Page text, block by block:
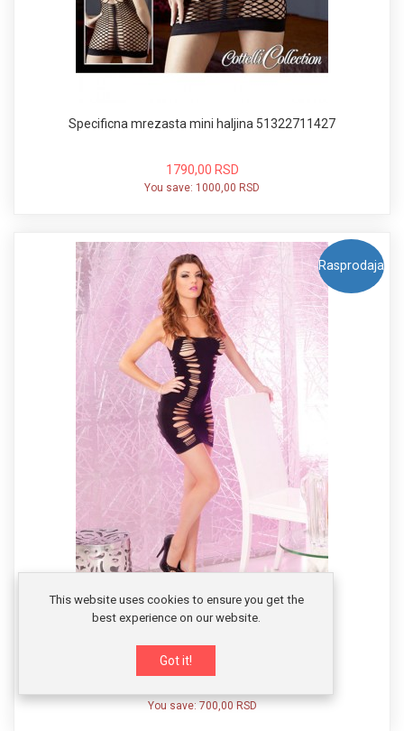
Specificna mrezasta mini haljina 51322711427
1790,00 RSD
You save: 1000,00 RSD
Rasprodaja
You save: 700,00 RSD
This website uses cookies to ensure you get the
best experience on our website.
Got it!